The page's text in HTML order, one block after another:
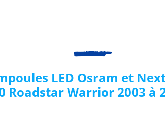
LED Osram et
Roadstar Warrior 2003 à